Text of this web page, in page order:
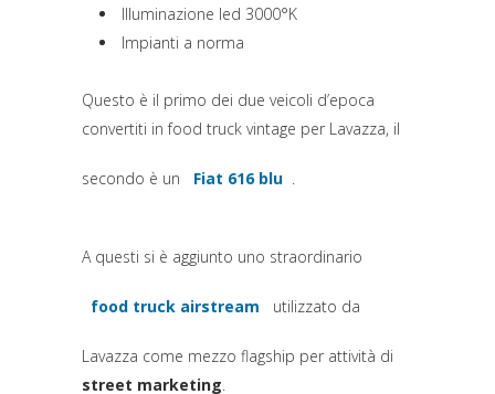
Illuminazione led 3000°K
Impianti a norma
Questo è il primo dei due veicoli d’epoca
convertiti in food truck vintage per Lavazza, il
secondo è un Fiat 616 blu
(si apre in una nuova scheda)
.
A questi si è aggiunto uno straordinario
food truck airstream
(si apre in una nuova scheda)
utilizzato da
Lavazza come mezzo flagship per attività di
street marketing.